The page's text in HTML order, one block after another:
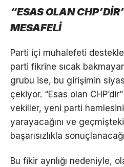
“ESAS OLAN
MESAFELİ
Parti içi muhalefeti
parti fikrine sıcak
grubu ise, bu girişimin
çekiyor. “Esas olan
vekiller, yeni parti
yarayacağını ve
başarısızlıkla
Bu fikir ayrılığı nedeniyle,